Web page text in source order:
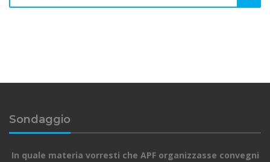
Sondaggio
In quale materia vorresti che APF organizzasse convegni